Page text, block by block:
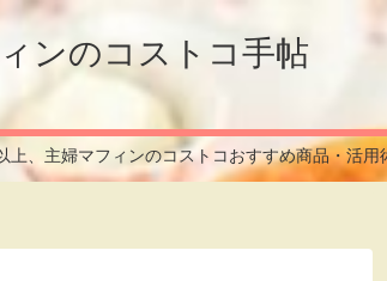
ンのコストコ手帖
上、主婦マフィンのコストコおすすめ商品・活用